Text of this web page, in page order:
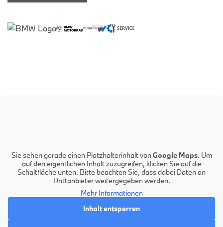
Sie sehen gerade einen Platzhalterinhalt vonGoogle Maps. Um
auf den eigentlichen Inhalt zuzugreifen, klicken Sie auf die
Schaltfläche unten. Bitte beachten Sie, dass dabei Daten an
Drittanbieter weitergegeben werden.
Mehr Informationen
Inhalt entsperren